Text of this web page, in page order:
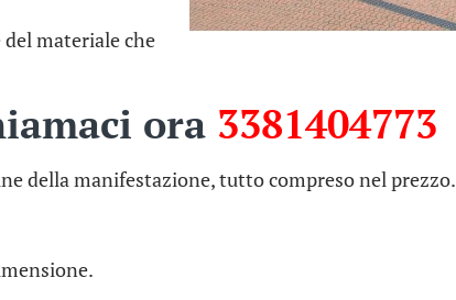
materiale che
ora 3381404773
della manifestazione, tutto compreso nel prezzo.